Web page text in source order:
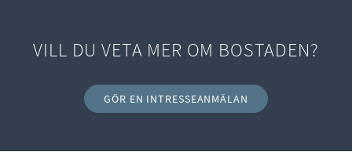
till fyra bilar. Här installerades även en laddbox under 2026,
vilket gör hemmet väl anpassat för ett modernt och bekvämt
VILL DU VETA MER OM BOSTADEN?
GÖR EN INTRESSEANMÄLAN